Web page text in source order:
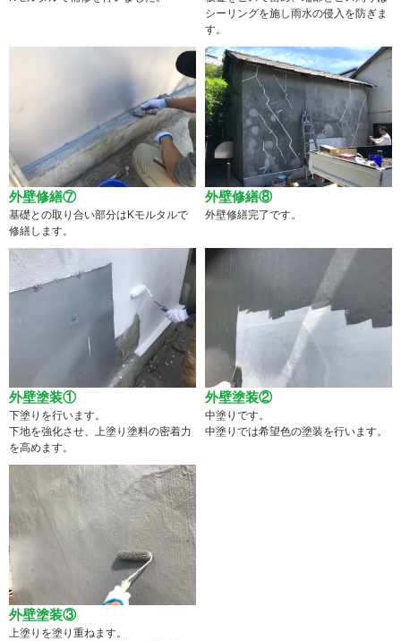
シーリングを施し雨水の侵入を防ぎま
す。
外壁修繕⑦
基礎との取り合い部分はKモルタルで
修繕します。
外壁修繕⑧
外壁修繕完了です。
外壁塗装①
下塗りを行います。
下地を強化させ、上塗り塗料の密着力
を高めます。
外壁塗装②
中塗りです。
中塗りでは希望色の塗装を行います。
外壁塗装③
上塗りを塗り重ねます。